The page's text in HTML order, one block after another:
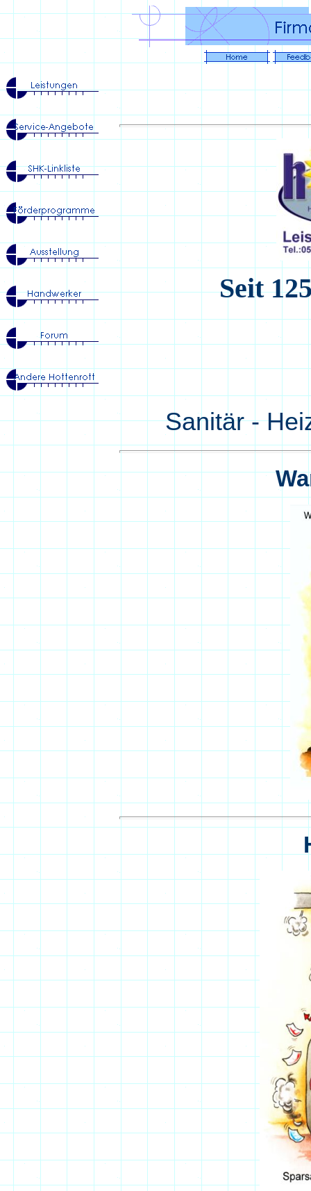
Seit
Sanitär -